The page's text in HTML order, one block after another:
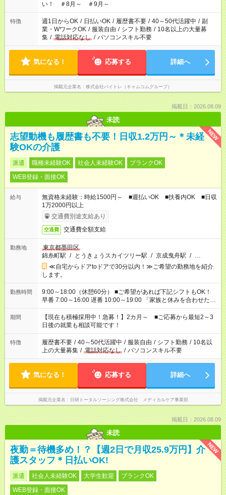
い！ ＃8月～ ＃9月～
特徴 週1日からOK / 日払いOK / 履歴書不要 / 40～50代活躍中 / 副
業・WワークOK / 服装自由 / シフト勤務 / 10名以上の大量募
集 / 電話対応なし / パソコンスキル不要
気になる！ 応募する 詳細へ
掲載元企業名 株式会社バイトレ（キャムコムグループ）
掲載日：2026.08.09
未読
NEW
志望動機も履歴書も不要！日収1.2万円～＊未経
験OKの介護
派遣 職種未経験OK 社会人未経験OK
ブランクOK
WEB登録・面接OK
給与
無資格未経験：時給1500円～ ■週払いOK ■扶養内OK ■日収
1万2000円以上
交通費別途支給あり
交通費 交通費全額支給
勤務地
東京都墨田区
錦糸町駅 / とうきょうスカイツリー駅 / 京成曳舟駅 / …
≪自宅からドアtoドアで30分以内！≫ご希望の勤務地を紹介
します。
勤務時間
9:00～18:00（休憩60分） ■ご希望があれば下記シフトもOK！
早番 7:00～16:00 遅番 10:00～19:00 「家族と休みを合わせた
い」 「余裕を持って夕飯の準備がしたい」 「できれば残業はし
たくない」 など、ご希望を教えてくださいね。 ※Wワーク希望
の方へ 今ご覧のお仕事で希望する勤務時間と、もう1つのお仕事
の勤務時間。 合計で週40時間を超える場合は応募できません。
期間
【現在も積極採用中！急募！】2カ月～ ■ご応募から最短2～3
日後の就業も相談可能です！
特徴 履歴書不要 / 40～50代活躍中 / 服装自由 / シフト勤務 / 10名以
上の大量募集 / 電話対応なし / パソコンスキル不要
気になる！ 応募する 詳細へ
掲載元企業名 日研トータルソーシング株式会社 メディカルケア事業部
掲載日：2026.08.09
未読
NEW
夜勤＝待機多め！？【週2日で月収25.9万円】介
護スタッフ＊日払いOK!
派遣 社会人未経験OK 大学生歓迎
ブランクOK
WEB登録・面接OK